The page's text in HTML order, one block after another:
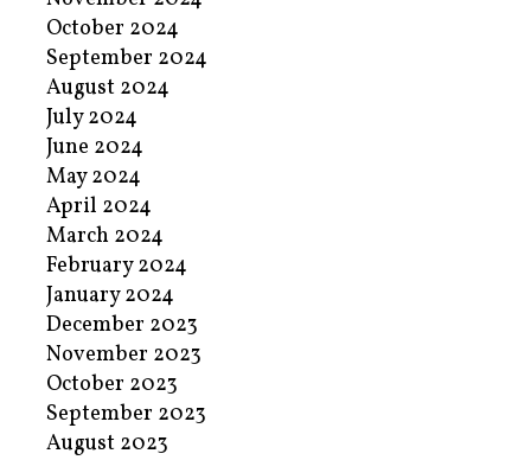
October 2024
September 2024
August 2024
July 2024
June 2024
May 2024
April 2024
March 2024
February 2024
January 2024
December 2023
November 2023
October 2023
September 2023
August 2023